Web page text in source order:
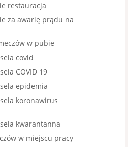
restauracja
za awarię prądu na
w pubie
covid
COVID 19
epidemia
koronawirus
kwarantanna
w miejscu pracy